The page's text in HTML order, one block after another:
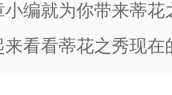
小编就为你带来蒂花
来看看蒂花之秀现在